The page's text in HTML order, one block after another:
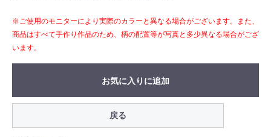
※ご使用のモニターにより実際のカラーと異なる場合がございます。また、
商品はすべて手作り作品のため、柄の配置等が写真と多少異なる場合がござ
います。
お気に入りに追加
戻る